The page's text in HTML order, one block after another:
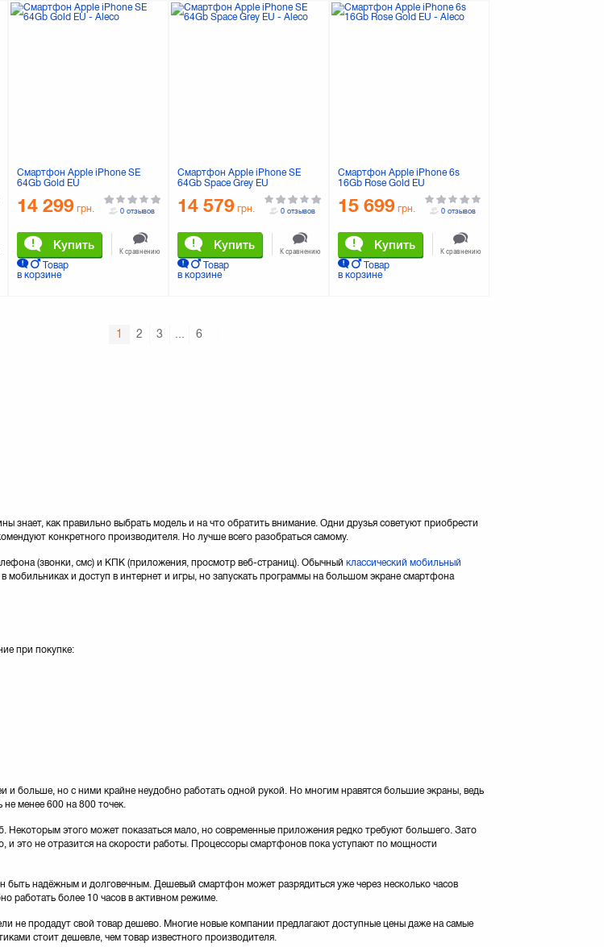
Смартфон Apple iPhone SE
64Gb Gold EU
14 299 грн.
Купить
Товар
в корзине
0 отзывов
К сравнению
Смартфон Apple iPhone SE
64Gb Space Grey EU
14 579 грн.
Купить
Товар
в корзине
0 отзывов
К сравнению
Смартфон Apple iPhone 6s
16Gb Rose Gold EU
15 699 грн.
Купить
Товар
в корзине
0 отзывов
К сравнению
1 2 3 6
как правильно выбрать модель и на что обратить внимание. Одни друзья советуют приобрести
конкретного производителя. Но лучше всего разобраться самому.
(звонки, смс) и КПК (приложения, просмотр веб-страниц). Обычный классический мобильный
мобильниках и доступ в интернет и игры, но запускать программы на большом экране смартфона
при покупке:
больше, но с ними крайне неудобно работать одной рукой. Но многим нравятся большие экраны, ведь
менее 600 на 800 точек.
Некоторым этого может показаться мало, но современные приложения редко требуют большего. Зато
это не отразится на скорости работы. Процессоры смартфонов пока уступают по мощности
быть надёжным и долговечным. Дешевый смартфон может разрядиться уже через несколько часов
работать более 10 часов в активном режиме.
не продадут свой товар дешево. Многие новые компании предлагают доступные цены даже на самые
стоит дешевле, чем товар известного производителя.